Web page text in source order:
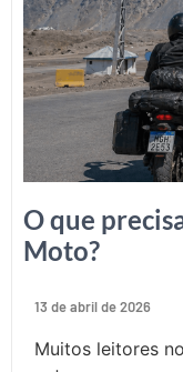
O que
Moto?
13 de abril de 2026
Muitos leitores